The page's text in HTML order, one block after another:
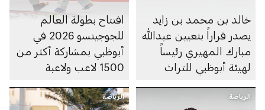
خالد بن محمد بن زايد
يصدر قراراً بتعيين عبدالله
مبارك المهيري رئيساً
لهيئة أبوظبي للتراث
افتتاح بطولة العالم
للجوجيتسو 2026 في
أبوظبي بمشاركة أكثر من
1500 لاعب ولاعبة
الرياضة الرياضة